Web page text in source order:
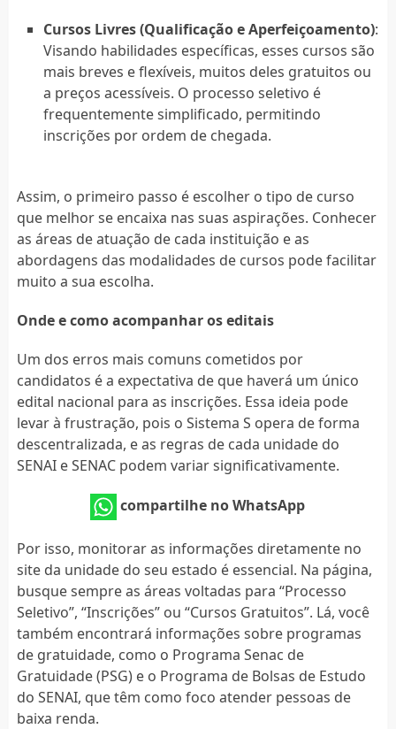
Cursos Livres (Qualificação e Aperfeiçoamento):
Visando habilidades específicas, esses cursos são
mais breves e flexíveis, muitos deles gratuitos ou
a preços acessíveis. O processo seletivo é
frequentemente simplificado, permitindo
inscrições por ordem de chegada.
Assim, o primeiro passo é escolher o tipo de curso
que melhor se encaixa nas suas aspirações. Conhecer
as áreas de atuação de cada instituição e as
abordagens das modalidades de cursos pode facilitar
muito a sua escolha.
Onde e como acompanhar os editais
Um dos erros mais comuns cometidos por
candidatos é a expectativa de que haverá um único
edital nacional para as inscrições. Essa ideia pode
levar à frustração, pois o Sistema S opera de forma
descentralizada, e as regras de cada unidade do
SENAI e SENAC podem variar significativamente.
compartilhe no WhatsApp
Por isso, monitorar as informações diretamente no
site da unidade do seu estado é essencial. Na página,
busque sempre as áreas voltadas para “Processo
Seletivo”, “Inscrições” ou “Cursos Gratuitos”. Lá, você
também encontrará informações sobre programas
de gratuidade, como o Programa Senac de
Gratuidade (PSG) e o Programa de Bolsas de Estudo
do SENAI, que têm como foco atender pessoas de
baixa renda.